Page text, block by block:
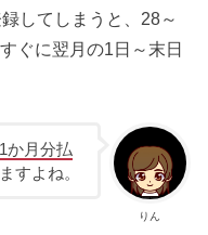
してしまうと、28～
ぐに翌月の1日～末日
りん
か月分払
すよね。